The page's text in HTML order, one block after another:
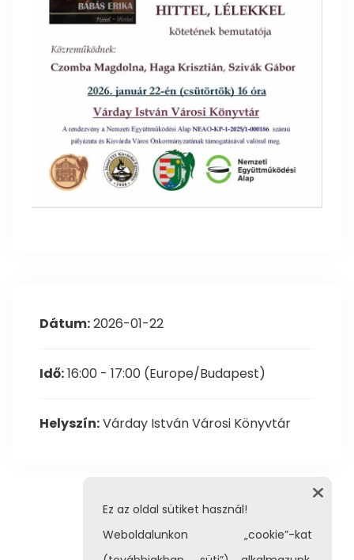
Dátum:2026-01-22
Idő:16:00 - 17:00 (Europe/Budapest)
Helyszín:Várday István Városi Könyvtár
Ez az oldal sütiket használ!
Weboldalunkon „cookie”-kat